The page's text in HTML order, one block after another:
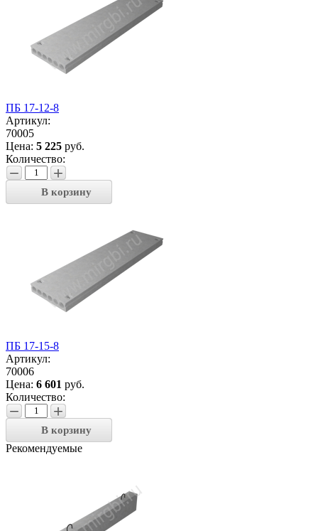
ПБ 17-12-8
Артикул:
70005
Цена: 5 225 руб.
Количество:
− +
В корзину
ПБ 17-15-8
Артикул:
70006
Цена: 6 601 руб.
Количество:
− +
В корзину
Рекомендуемые